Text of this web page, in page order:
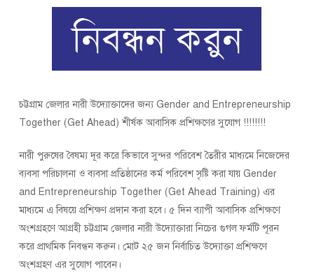
চট্টগ্রাম জেলার নারী উদ্যোক্তাদের জন্য Gender and Entrepreneurship
Together (Get Ahead) শীর্ষক আবাসিক প্রশিক্ষণের সুযোগ !!!!!!!!
নারী পুরুষের বৈষম্য দূর করে কিভাবে সুন্দর পরিবেশ তৈরীর মাধ্যমে নিজেদের
ব্যবসা পরিচালনা ও ব্যবসা প্রতিষ্ঠানের কর্ম পরিবেশ সৃষ্টি করা যায় Gender
and Entrepreneurship Together (Get Ahead Training) এর
মাধ্যমে এ বিষয়ে প্রশিক্ষণ প্রদান করা হবে। ৫ দিন ব্যাপী আবাসিক প্রশিক্ষণে
অংশগ্রহণে আগ্রহী চট্টগ্রাম জেলার নারী উদ্যোক্তারা নিচের গুগল ফর্মটি পূরন
করে প্রাথমিক নিবন্ধন করুন। মোট ২৫ জন নির্বাচিত উদ্যোক্তা প্রশিক্ষণে
অংশগ্রহণ এর সুযোগ পাবেন।